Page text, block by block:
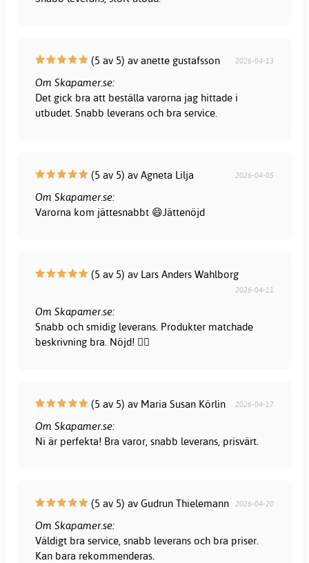
(5 av 5) av anette gustafsson 2026-04-13
Om Skapamer.se:
Det gick bra att beställa varorna jag hittade i
utbudet. Snabb leverans och bra service.
(5 av 5) av Agneta Lilja 2026-04-05
Om Skapamer.se:
Varorna kom jättesnabbt 😄Jättenöjd
(5 av 5) av Lars Anders Wahlborg
2026-04-11
Om Skapamer.se:
Snabb och smidig leverans. Produkter matchade
beskrivning bra. Nöjd! 👍🏻
(5 av 5) av Maria Susan Körlin 2026-04-17
Om Skapamer.se:
Ni är perfekta! Bra varor, snabb leverans, prisvärt.
(5 av 5) av Gudrun Thielemann 2026-04-20
Om Skapamer.se:
Väldigt bra service, snabb leverans och bra priser.
Kan bara rekommenderas.